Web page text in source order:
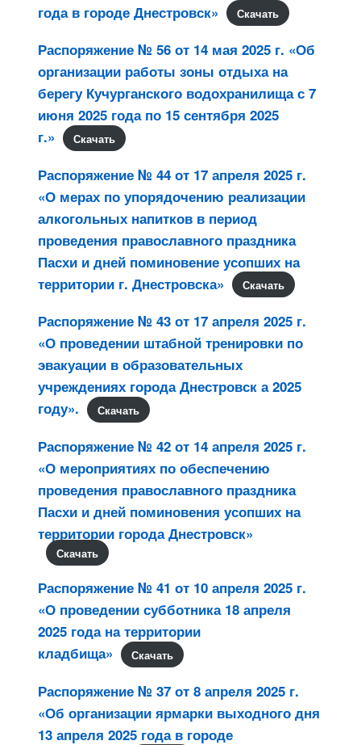
года в городе Днестровск» Скачать
Распоряжение № 56 от 14 мая 2025 г. «Об
организации работы зоны отдыха на
берегу Кучурганского водохранилища с 7
июня 2025 года по 15 сентября 2025
г.»
Скачать
Распоряжение № 44 от 17 апреля 2025 г.
«О мерах по упорядочению реализации
алкогольных напитков в период
проведения православного праздника
Пасхи и дней поминовение усопших на
территории г. Днестровска»
Скачать
Распоряжение № 43 от 17 апреля 2025 г.
«О проведении штабной тренировки по
эвакуации в образовательных
учреждениях города Днестровск а 2025
году».
Скачать
Распоряжение № 42 от 14 апреля 2025 г.
«О мероприятиях по обеспечению
проведения православного праздника
Пасхи и дней поминовения усопших на
территории города Днестровск»
Скачать
Распоряжение № 41 от 10 апреля 2025 г.
«О проведении субботника 18 апреля
2025 года на территории
кладбища»
Скачать
Распоряжение № 37 от 8 апреля 2025 г.
«Об организации ярмарки выходного дня
13 апреля 2025 года в городе